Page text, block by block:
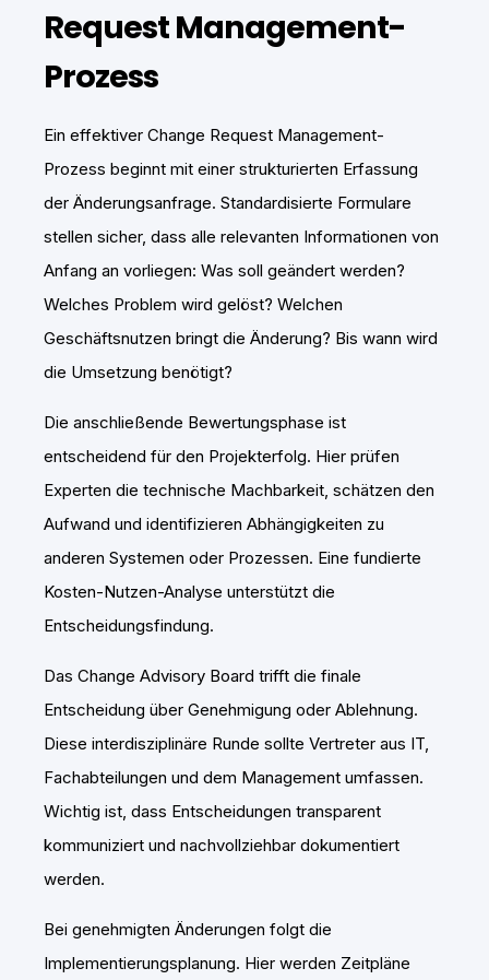
Request Management-
Prozess
Ein effektiver Change Request Management-
Prozess beginnt mit einer strukturierten Erfassung
der Änderungsanfrage. Standardisierte Formulare
stellen sicher, dass alle relevanten Informationen von
Anfang an vorliegen: Was soll geändert werden?
Welches Problem wird gelöst? Welchen
Geschäftsnutzen bringt die Änderung? Bis wann wird
die Umsetzung benötigt?
Die anschließende Bewertungsphase ist
entscheidend für den Projekterfolg. Hier prüfen
Experten die technische Machbarkeit, schätzen den
Aufwand und identifizieren Abhängigkeiten zu
anderen Systemen oder Prozessen. Eine fundierte
Kosten-Nutzen-Analyse unterstützt die
Entscheidungsfindung.
Das Change Advisory Board trifft die finale
Entscheidung über Genehmigung oder Ablehnung.
Diese interdisziplinäre Runde sollte Vertreter aus IT,
Fachabteilungen und dem Management umfassen.
Wichtig ist, dass Entscheidungen transparent
kommuniziert und nachvollziehbar dokumentiert
werden.
Bei genehmigten Änderungen folgt die
Implementierungsplanung. Hier werden Zeitpläne